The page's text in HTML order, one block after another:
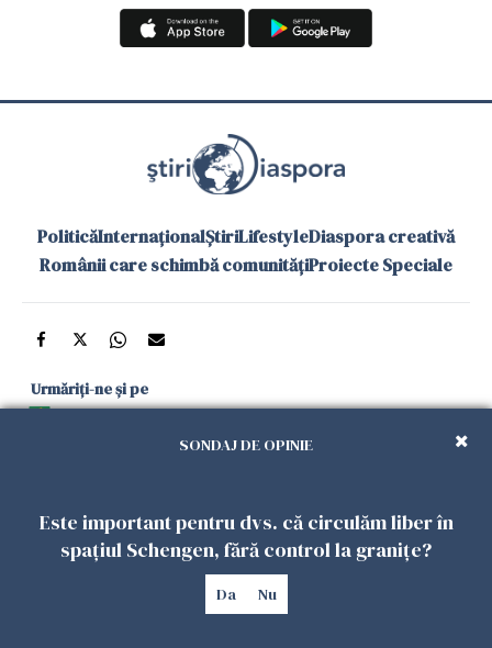
PoliticăInternaționalȘtiriLifestyleDiaspora creativă
Românii care schimbă comunitățiProiecte Speciale
Urmăriți-ne și pe
și în aplicațiile mobile
Politica de
confidențialitate
Politica
Cookies
Gestionați
Contact
Declarație de
accesibilitate
Copyright 2026. Toate drepturile rezervate.
SONDAJ DE OPINIE
Este important pentru dvs. că circulăm liber în
spațiul Schengen, fără control la granițe?
Da Nu